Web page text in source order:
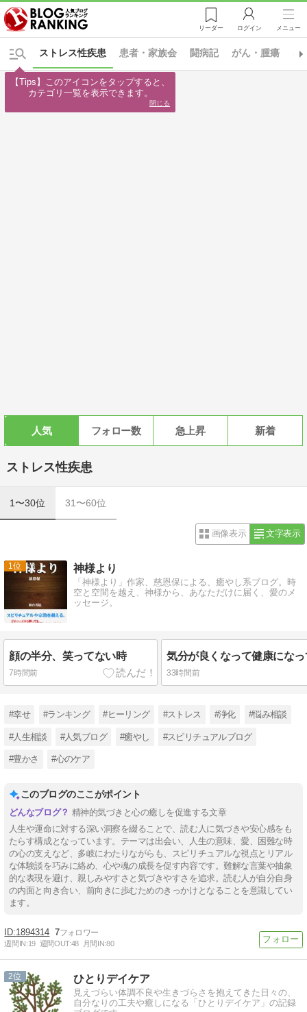
リーダー ログイン メニュー
患者・家族会 闘病記 がん・腫瘍
ストレス性疾患
人気 フォロー数 急上昇 新着
ストレス性疾患
1〜30位 31〜60位
画像表示 文字表示
1 神様より
「神様より」作家、慈恩保による、癒やし系ブログ。時
空と空間を越え、神様から、あなただけに届く、愛のメ
ッセージ。
顔の半分、笑ってない時
7時間前 33時間前
#幸せ #ランキング #ヒーリング #ストレス #浄化 #悩み相談
#人生相談 #人気ブログ #癒やし #スピリチュアルブログ
#豊かさ #心のケア
このブログのここがポイント
精神的気づきと心の癒しを促進する文章
人生や運命に対する深い洞察を綴ることで、読む人に気づきや安心感をも
たらす構成となっています。テーマは出会い、人生の意味、愛、困難な時
の心の支えなど、多岐にわたりながらも、スピリチュアルな視点とリアル
な体験談を巧みに絡め、心や魂の成長を促す内容です。難解な言葉や抽象
的な表現を避け、親しみやすさと気づきやすさを追求。読む人が自分自身
の内面と向き合い、前向きに歩むためのきっかけとなることを意識してい
ます。
1894314 7
週間IN:19 週間OUT:48 月間IN:80
2 ひとりデイケア
見えづらい体調不良や生きづらさを抱えてきた日々の、
自分なりの工夫や癒しになる「ひとりデイケア」の記録
【Tips】このアイコンをタップすると、
カテゴリ一覧を表示できます。
閉じる